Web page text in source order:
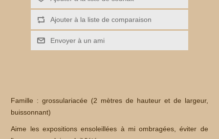
Famille : grossulariacée (2 mètres de hauteur et de largeur,
buissonnant)
Aime les expositions ensoleillées à mi ombragées, éviter de